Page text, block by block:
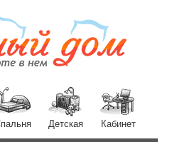
Детская Кабинет